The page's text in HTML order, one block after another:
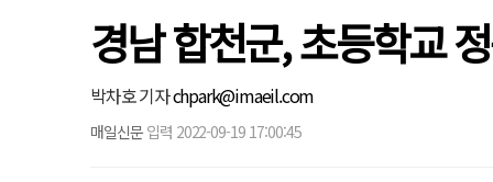
경남 합천군, 초등학교
박차호 기자chpark@imaeil.com
매일신문 입력 2022-09-19 17:00:45